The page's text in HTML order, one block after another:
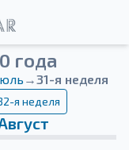
года
→31-я неделя
я неделя